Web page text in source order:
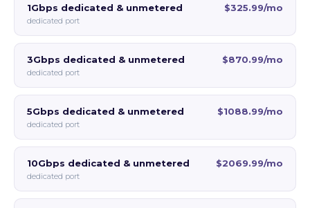
1Gbps dedicated & unmetered
dedicated port
$325.99/mo
3Gbps dedicated & unmetered
dedicated port
$870.99/mo
5Gbps dedicated & unmetered
dedicated port
$1088.99/mo
10Gbps dedicated & unmetered
dedicated port
$2069.99/mo